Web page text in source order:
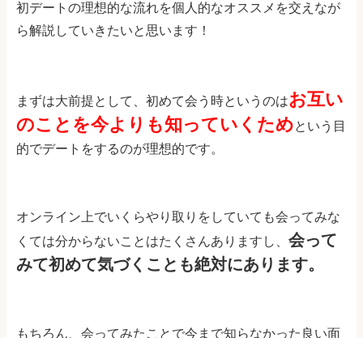
初デートの理想的な流れを個人的なオススメを交えなが
ら解説していきたいと思います！
まずは大前提として、初めて会う時というのはお互い
のことを今よりも知っていくためという目
的でデートをするのが理想的です。
オンライン上でいくらやり取りをしていても会ってみな
くては分からないことはたくさんありますし、 会って
みて初めて気づくことも絶対にあります。
もちろん、会ってみたことで今まで知らなかった良い面